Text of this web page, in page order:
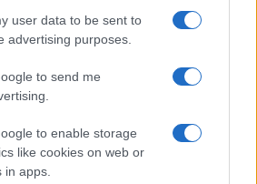
user data to be sent to
advertising purposes.
to send me
to enable storage
like cookies on web or
apps.
materiale sanitario: arrestato